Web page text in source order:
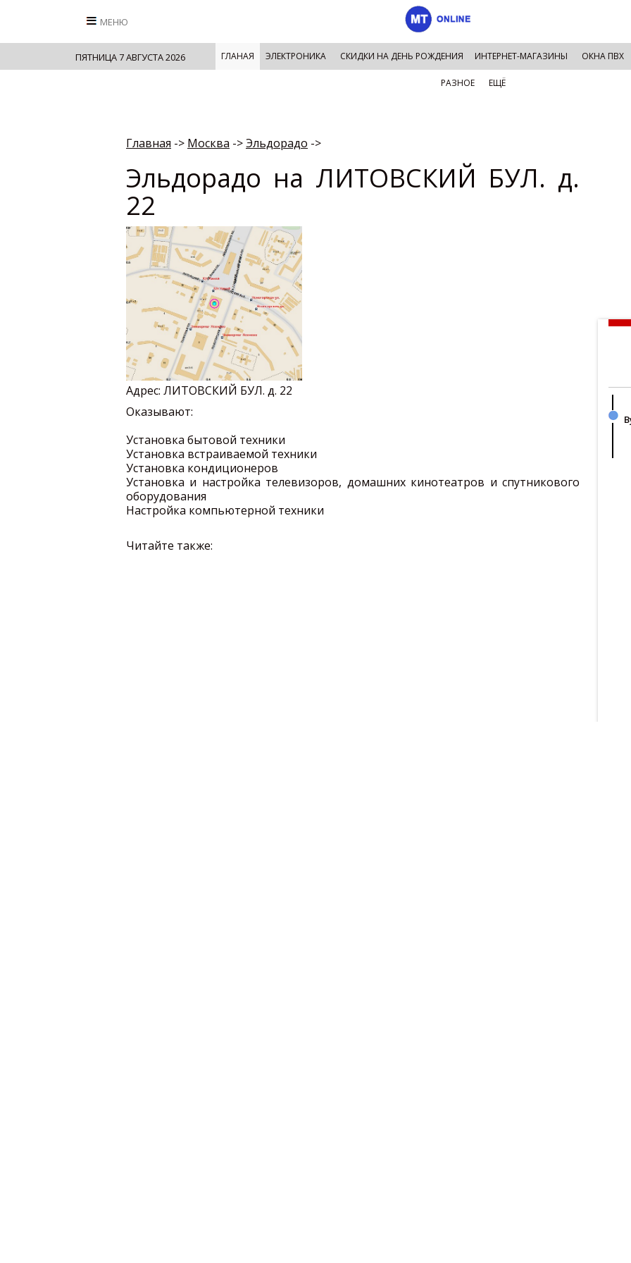
МЕНЮ
ПЯТНИЦА 7 АВГУСТА 2026 ГЛАНАЯ ЭЛЕКТРОНИКА СКИДКИ НА ДЕНЬ РОЖДЕНИЯ ИНТЕРНЕТ-МАГАЗИНЫ ОКНА ПВХ
РАЗНОЕ ЕЩЁ
Главная -> Москва ->Эльдорадо ->
Эльдорадо на ЛИТОВСКИЙ БУЛ. д.
22
Адрес: ЛИТОВСКИЙ БУЛ. д. 22
Оказывают:
Установка бытовой техники
Установка встраиваемой техники
Установка кондиционеров
Установка и настройка телевизоров, домашних кинотеатров и спутникового
оборудования
Настройка компьютерной техники
Читайте также: